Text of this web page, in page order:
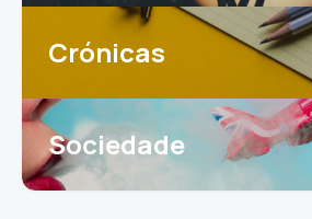
Crónicas
Sociedade